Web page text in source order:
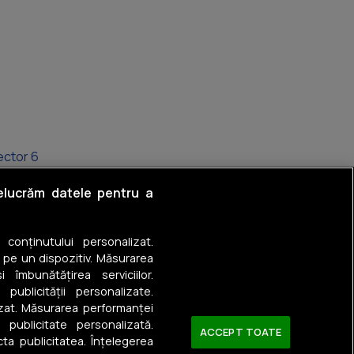
6
Taberei
Vest
datele pentru a
personalizat.
un dispozitiv. Măsurarea
îmbunătățirea serviciilor.
personalizate.
Măsurarea performanței
personalizată.
publicitatea. Înțelegerea
ACCEPT TOATE